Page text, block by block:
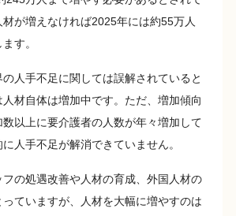
が増えなければ2025年には約55万人
す。
人手不足に関しては誤解されていると
材自体は増加中です。ただ、増加傾向
以上に要介護者の人数が年々増加して
人手不足が解消できていません。
フの処遇改善や人材の育成、外国人材の
ていますが、人材を大幅に増やすのは